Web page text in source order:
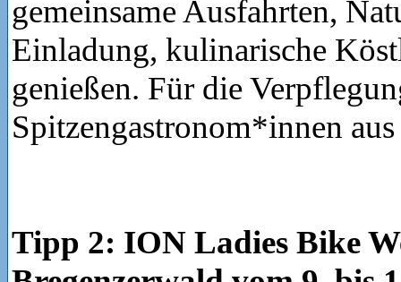
gemeinsame Ausfahrten,
Einladung, kulinarische
genießen. Für die
Spitzengastronom*innen
Tipp 2: ION Ladies Bike